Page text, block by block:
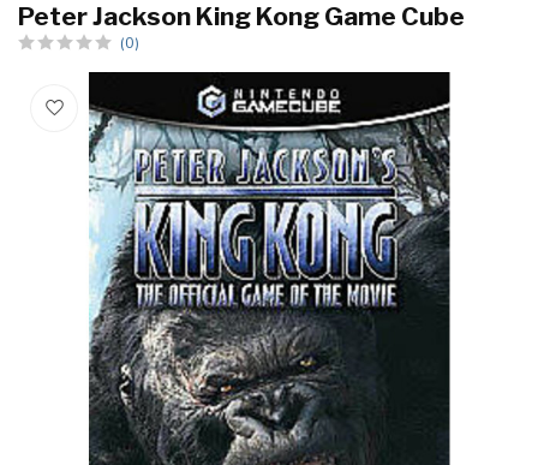
Peter Jackson King Kong Game Cube
(0)